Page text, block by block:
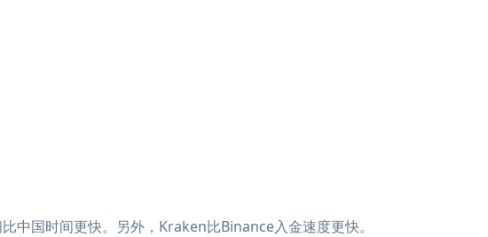
中国时间更快。另外，Kraken比Binance入金速度更快。